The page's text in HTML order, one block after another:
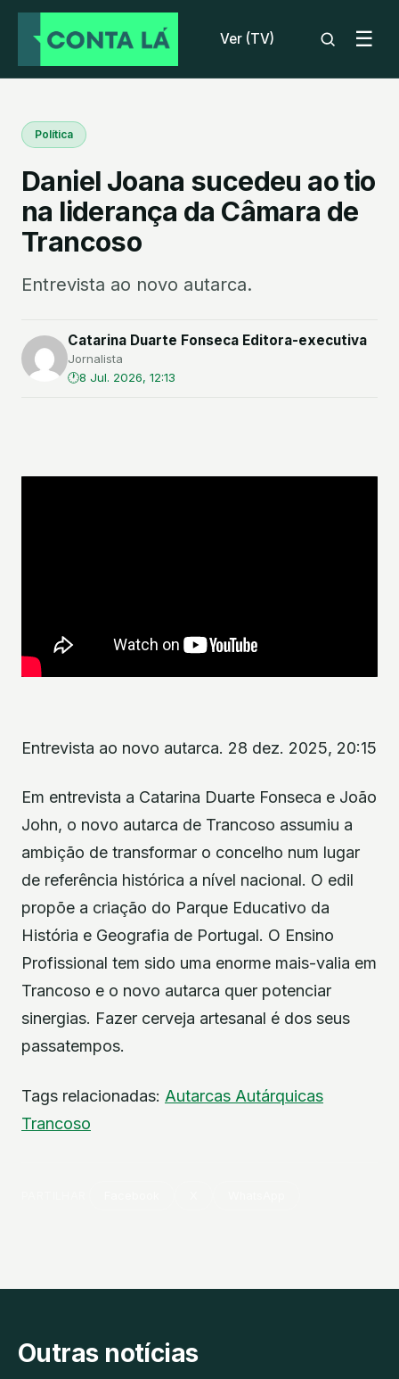
Ver (TV) ☰
Política
Daniel Joana sucedeu ao tio
na liderança da Câmara de
Trancoso
Entrevista ao novo autarca.
Catarina Duarte Fonseca Editora-executiva
Jornalista
8 Jul. 2026, 12:13
Entrevista ao novo autarca. 28 dez. 2025, 20:15
Em entrevista a Catarina Duarte Fonseca e João
John, o novo autarca de Trancoso assumiu a
ambição de transformar o concelho num lugar
de referência histórica a nível nacional. O edil
propõe a criação do Parque Educativo da
História e Geografia de Portugal. O Ensino
Profissional tem sido uma enorme mais-valia em
Trancoso e o novo autarca quer potenciar
sinergias. Fazer cerveja artesanal é dos seus
passatempos.
Tags relacionadas: Autarcas Autárquicas
Trancoso
Outras notícias